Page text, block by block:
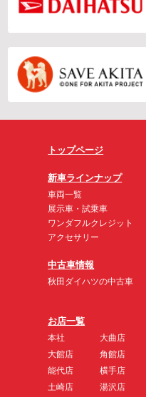
トップページ
新車ラインナップ
車両一覧
展示車・試乗車
ワンダフルクレジット
アクセサリー
中古車情報
秋田ダイハツの中古車
お店一覧
本社
大館店
能代店
土崎店
大曲店
角館店
横手店
湯沢店